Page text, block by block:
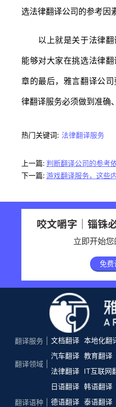
选法律翻译公司的参考因
以上就是关于法律翻
能够对大家在挑选法律
章的最后，雅言翻译公
律翻译服务必须做到准确
热门关键词: 法律翻译服务
上一篇: 判断翻译公司的参考
下一篇: 游戏翻译服务，这些
咬文嚼字｜锱铢
立即开始您
免费
翻译服务 文档翻译 本地化翻
翻译领域
汽车翻译 教育翻译
法律翻译
IT互联网
翻译语种
日语翻译 韩语翻译
德语翻译 泰语翻译